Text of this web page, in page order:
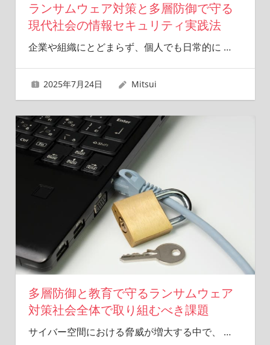
ランサムウェア対策と多層防御で守る
現代社会の情報セキュリティ実践法
企業や組織にとどまらず、個人でも日常的に …
2025年7月24日 Mitsui
多層防御と教育で守るランサムウェア
対策社会全体で取り組むべき課題
サイバー空間における脅威が増大する中で、 …